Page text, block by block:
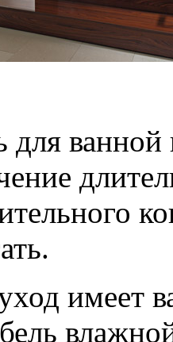
ванной
имеет